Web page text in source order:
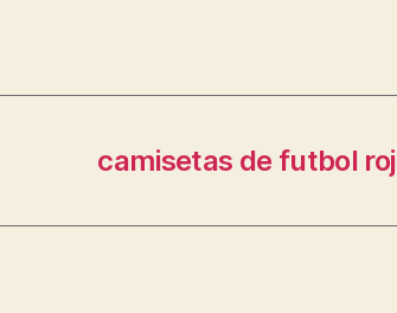
camisetas de futbol